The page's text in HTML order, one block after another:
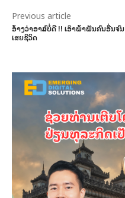
Previous article
ອ້າງວ່າອາລົມບໍ່ດີ !! ເອົາພ້າຟັນຄົນອື່ນຈົນ
ເສຍຊີວິດ